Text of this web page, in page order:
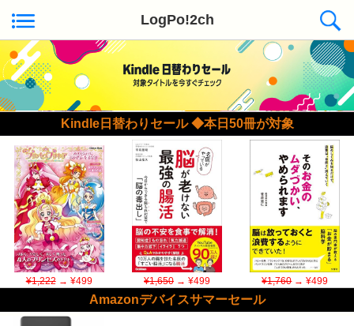
LogPo!2ch
Kindle日替わりセール ◆本日50冊が対象
¥1,222→ ¥499 ¥1,650→ ¥499 ¥1,760→ ¥499
Amazonデバイスサマーセール